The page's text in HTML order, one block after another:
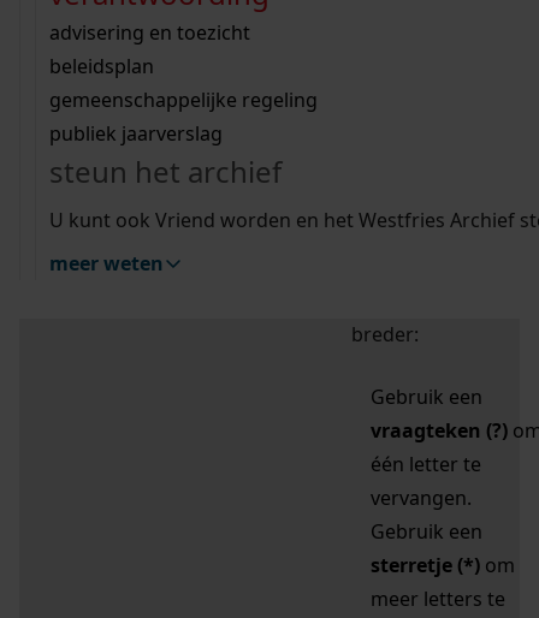
bouwvergunningen
omgevingsvergunningen
vergunningen
beeld en geluid
uitleg nodig?
Wij helpen u op weg met een aantal zoektips.
bekijk alle zoektips
Wij helpen u op weg met een aantal zoektips.
bekijk alle zoektips
bekijk ons geschiedenislokaal
advisering en toezicht
beleidsplan
gemeenschappelijke regeling
publiek jaarverslag
steun het archief
U kunt ook Vriend worden en het Westfries Archief
meer weten
zoektips
Mijn Studiezaal (inloggen)
uw zoekopdracht te
breder:
Gebruik een
vraagteken (?)
één letter te
vervangen.
Gebruik een
sterretje (*) om
meer letters te